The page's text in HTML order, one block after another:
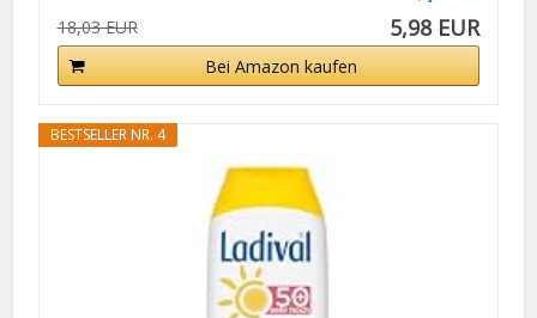
18,03 EUR 5,98 EUR
Bei Amazon kaufen
BESTSELLER NR. 4